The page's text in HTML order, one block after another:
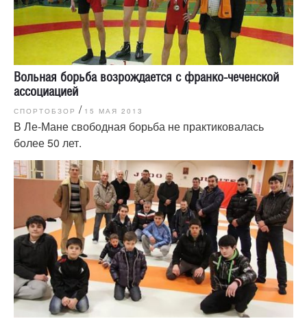
Вольная борьба возрождается с франко-чеченской
ассоциацией
СПОРТОБЗОР / 15 МАЯ 2013
В Ле-Мане свободная борьба не практиковалась
более 50 лет.